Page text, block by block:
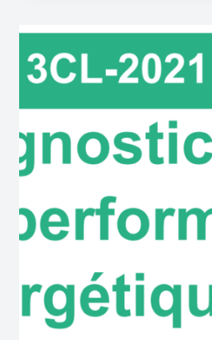
DE
PERFORMANCE
ÉNERGÉTIQUE